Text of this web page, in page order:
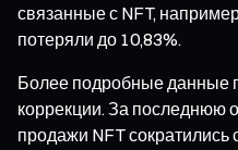
связанные с NFT,
потеряли до 10,83%.
Более подробные данные
коррекции. За последнюю
продажи NFT